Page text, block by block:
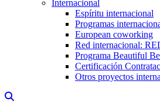
Internacional
Espíritu internacional
Programas
European coworking
Red internacional:
Programa Beautiful
Certificación
Otros proyectos